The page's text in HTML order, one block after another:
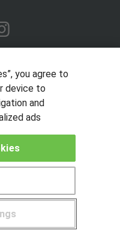
duda? 900 264 357
you agree to
device to
and
ads